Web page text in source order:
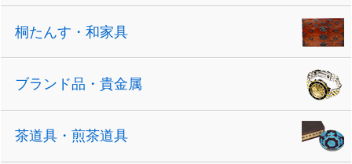
桐たんす・和家具
ブランド品・貴金属
茶道具・煎茶道具